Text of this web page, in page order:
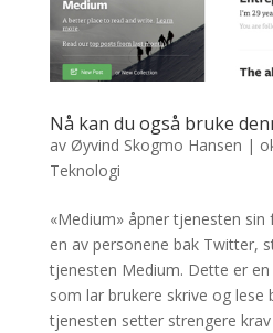
Nå kan du også bruke
av Øyvind Skogmo Hansen |
Teknologi
«Medium» åpner tjenesten sin
en av personene bak Twitter,
tjenesten Medium. Dette er
som lar brukere skrive og lese
tjenesten setter strengere